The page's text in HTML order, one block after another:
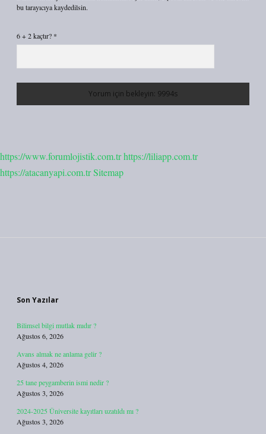
bu tarayıcıya kaydedilsin.
6 + 2 kaçtır? *
https://www.forumlojistik.com.trhttps://liliapp.com.tr
https://atacanyapi.com.trSitemap
Son Yazılar
Bilimsel bilgi mutlak mıdır ?
Ağustos 6, 2026
Avans almak ne anlama gelir ?
Ağustos 4, 2026
25 tane peygamberin ismi nedir ?
Ağustos 3, 2026
2024-2025 Üniversite kayıtları uzatıldı mı ?
Ağustos 3, 2026